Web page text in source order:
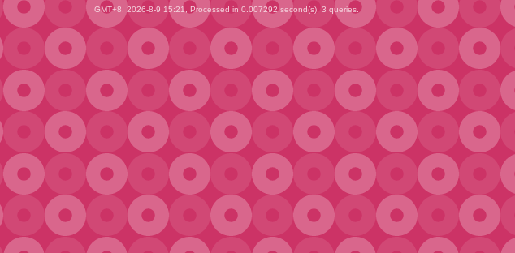
GMT+8, 2026-8-9 15:21, Processed in 0.007292 second(s), 3 queries